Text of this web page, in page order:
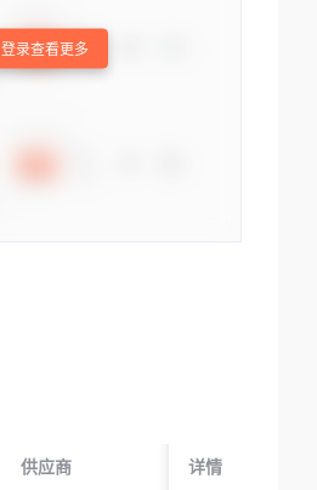
登录查看更多
供应商 起运国/地区
详情